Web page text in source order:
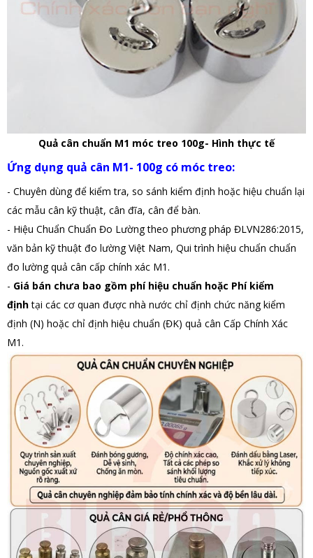
Quả cân chuẩn M1 móc treo 100g- Hình thực tế
Ứng dụng quả cân M1- 100g có móc treo:
- Chuyên dùng để kiểm tra, so sánh kiểm định hoặc hiệu chuẩn lại
các mẫu cân kỹ thuật, cân đĩa, cân để bàn.
- Hiệu Chuẩn Chuẩn Đo Lường theo phương pháp ĐLVN286:2015,
văn bản kỹ thuật đo lường Việt Nam, Qui trình hiệu chuẩn chuẩn
đo lường quả cân cấp chính xác M1.
- Giá bán chưa bao gồm phí hiệu chuẩn hoặc Phí kiểm
địnhtại các cơ quan được nhà nước chỉ định chức năng kiểm
định (N) hoặc chỉ định hiệu chuẩn (ĐK) quả cân Cấp Chính Xác
M1.